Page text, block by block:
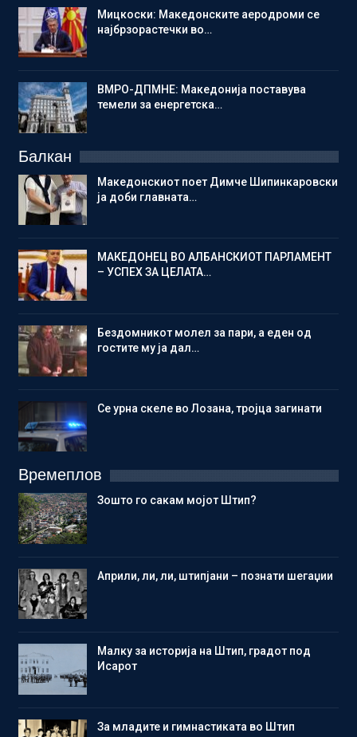
Мицкоски: Македонските аеродроми се
најбрзорастечки во…
ВМРО-ДПМНЕ: Македонија поставува
темели за енергетска…
Балкан
Македонскиот поет Димче Шипинкаровски
ја доби главната…
МАКЕДОНЕЦ ВО АЛБАНСКИОТ ПАРЛАМЕНТ
– УСПЕХ ЗА ЦЕЛАТА…
Бездомникот молел за пари, а еден од
гостите му ја дал…
Се урна скеле во Лозана, тројца загинати
Времеплов
Зошто го сакам мојот Штип?
Aприли, ли, ли, штипјани – познати шегаџии
Малку за историја на Штип, градот под
Исарот
Зa младите и гимнастиката во Штип